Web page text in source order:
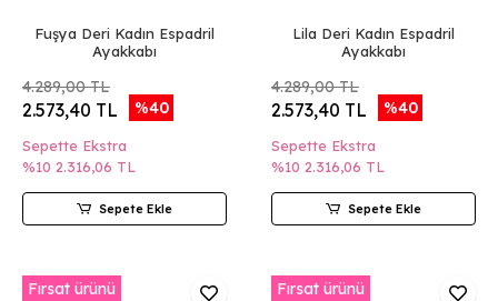
Fuşya Deri Kadın Espadril
Ayakkabı
4.289,00 TL
2.573,40 TL %40
Sepette Ekstra
%10 2.316,06 TL
Sepete Ekle
Lila Deri Kadın Espadril
Ayakkabı
4.289,00 TL
2.573,40 TL %40
Sepette Ekstra
%10 2.316,06 TL
Sepete Ekle
Fırsat ürünü Fırsat ürünü